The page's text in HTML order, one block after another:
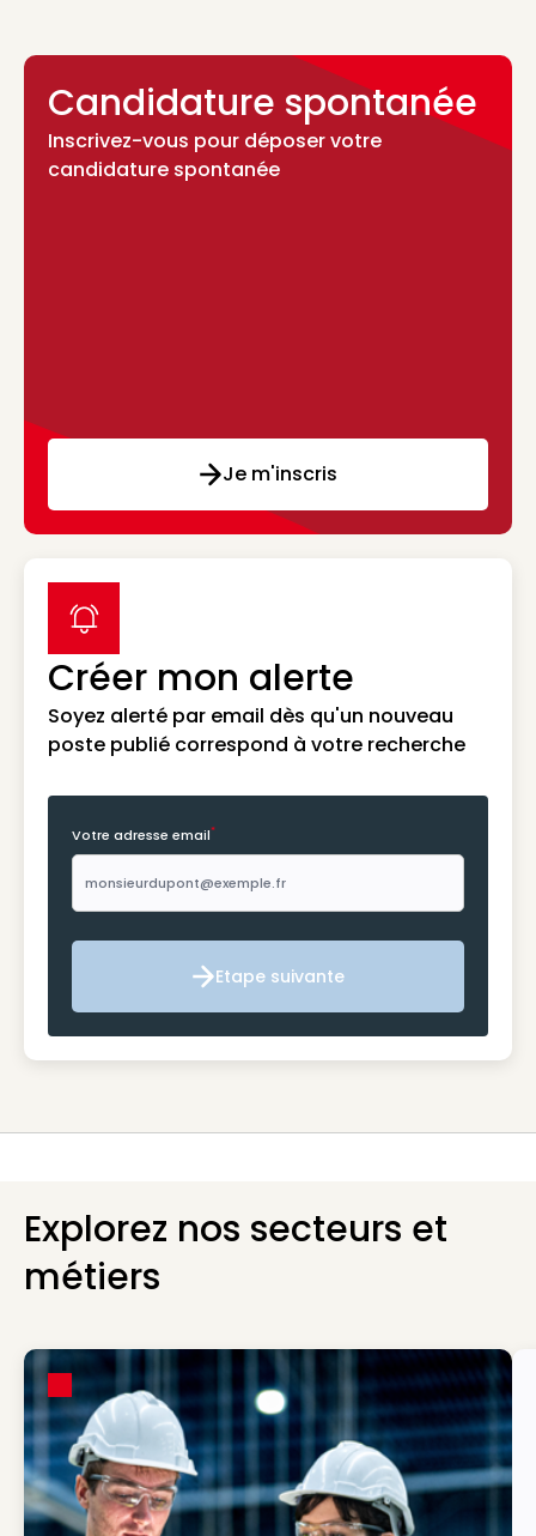
Candidature spontanée
Inscrivez-vous pour déposer votre
candidature spontanée
Je m'inscris
Créer mon alerte
Soyez alerté par email dès qu'un nouveau
poste publié correspond à votre recherche
label icon
Votre adresse email*
Etape suivante
Etape suivante
Explorez nos secteurs et
métiers